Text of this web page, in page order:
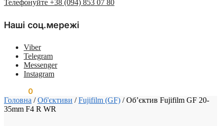
Телефонуйте +38 (094) 853 07 80
Наші соц.мережі
Viber
Telegram
Messenger
Instagram
0
Головна /Об'єктиви /Fujifilm (GF) /Об’єктив Fujifilm GF 20-
35mm F4 R WR